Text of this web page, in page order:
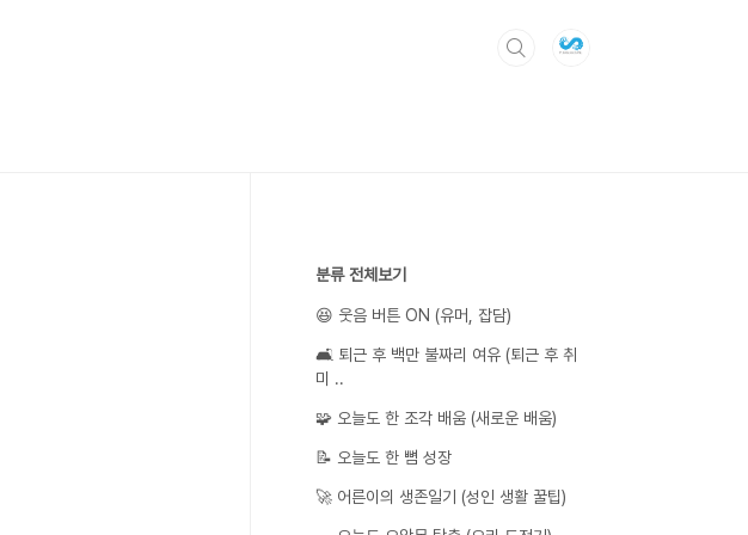
분류 전체보기
😆 웃음 버튼 ON (유머, 잡담)
🛋️ 퇴근 후 백만 불짜리 여유 (퇴근 후 취
미 ..
🧩 오늘도 한 조각 배움 (새로운 배움)
📝 오늘도 한 뼘 성장
🚀 어른이의 생존일기 (성인 생활 꿀팁)